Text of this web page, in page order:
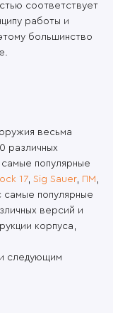
соответствует
работы и
большинство
весьма
различных
популярные
17, Sig Sauer, ПМ ,
самые популярные
версий и
корпуса,
следующим